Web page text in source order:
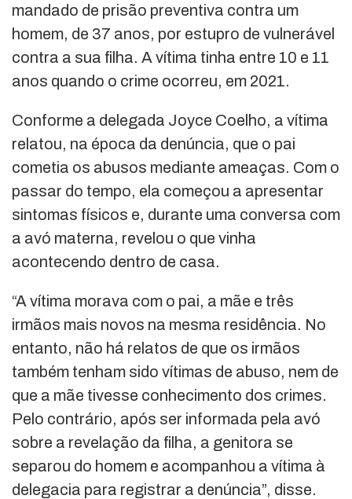
mandado de prisão preventiva contra um
homem, de 37 anos, por estupro de vulnerável
contra a sua filha. A vítima tinha entre 10 e 11
anos quando o crime ocorreu, em 2021.
Conforme a delegada Joyce Coelho, a vítima
relatou, na época da denúncia, que o pai
cometia os abusos mediante ameaças. Com o
passar do tempo, ela começou a apresentar
sintomas físicos e, durante uma conversa com
a avó materna, revelou o que vinha
acontecendo dentro de casa.
“A vítima morava com o pai, a mãe e três
irmãos mais novos na mesma residência. No
entanto, não há relatos de que os irmãos
também tenham sido vítimas de abuso, nem de
que a mãe tivesse conhecimento dos crimes.
Pelo contrário, após ser informada pela avó
sobre a revelação da filha, a genitora se
separou do homem e acompanhou a vítima à
delegacia para registrar a denúncia”, disse.